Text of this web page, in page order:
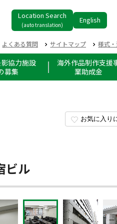
Location Search
(auto translation)
English
よくある質問 サイトマップ 様式
協力施設
募集
海外作品制作支援
業助成金
お気に入り
ビル